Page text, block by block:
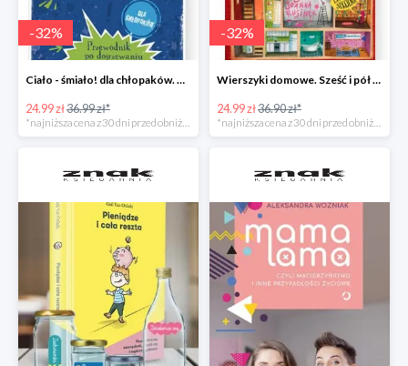
-32%
Ciało - śmiało! dla chłopaków. Przewodnik po dojrzewaniu -32%
24.99 zł36.99 zł*
*najniższa cena z 30 dni przed obniżką
-32%
Wierszyki domowe. Sześć i pół tuzinka wierszyków Rusinka -32%
24.99 zł36.90 zł*
*najniższa cena z 30 dni przed obniżką